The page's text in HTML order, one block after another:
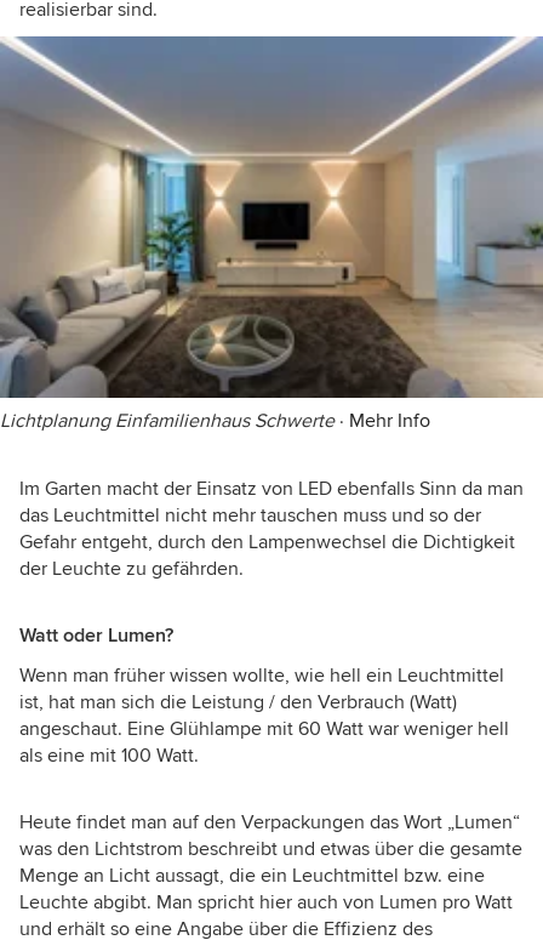
realisierbar sind.
Lichtplanung Einfamilienhaus Schwerte· Mehr Info
Im Garten macht der Einsatz von LED ebenfalls Sinn da man
das Leuchtmittel nicht mehr tauschen muss und so der
Gefahr entgeht, durch den Lampenwechsel die Dichtigkeit
der Leuchte zu gefährden.
Watt oder Lumen?
Wenn man früher wissen wollte, wie hell ein Leuchtmittel
ist, hat man sich die Leistung / den Verbrauch (Watt)
angeschaut. Eine Glühlampe mit 60 Watt war weniger hell
als eine mit 100 Watt.
Heute findet man auf den Verpackungen das Wort „Lumen“
was den Lichtstrom beschreibt und etwas über die gesamte
Menge an Licht aussagt, die ein Leuchtmittel bzw. eine
Leuchte abgibt. Man spricht hier auch von Lumen pro Watt
und erhält so eine Angabe über die Effizienz des